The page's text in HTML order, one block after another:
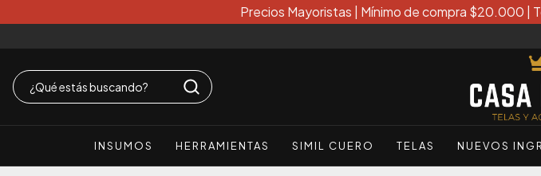
Precios Mayoristas | Mínimo de compra $20.000 |
INSUMOS HERRAMIENTAS SIMIL CUERO TELAS NUEVOS